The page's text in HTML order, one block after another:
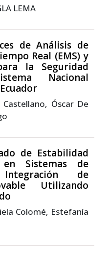
LEMA
de Análisis de
Real (EMS) y
la Seguridad
Nacional
Óscar De
de Estabilidad
Sistemas de
de
Utilizando
Colomé, Estefanía